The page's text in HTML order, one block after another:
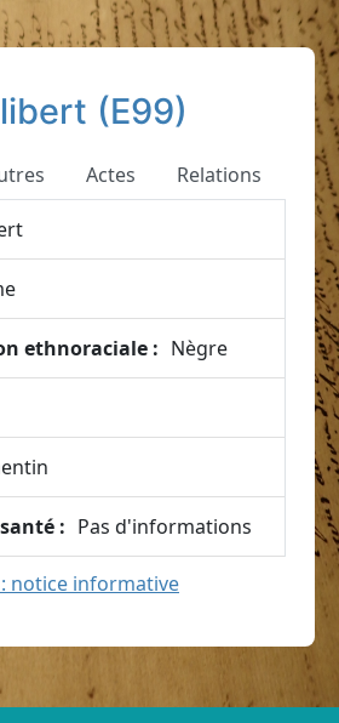
(E99)
Actes Relations
ethnoraciale : Nègre
: Pas d'informations
notice informative